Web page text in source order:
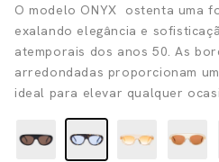
O modelo ONYX ostenta uma
exalando elegância e
atemporais dos anos 50. As
arredondadas proporcionam
ideal para elevar qualquer